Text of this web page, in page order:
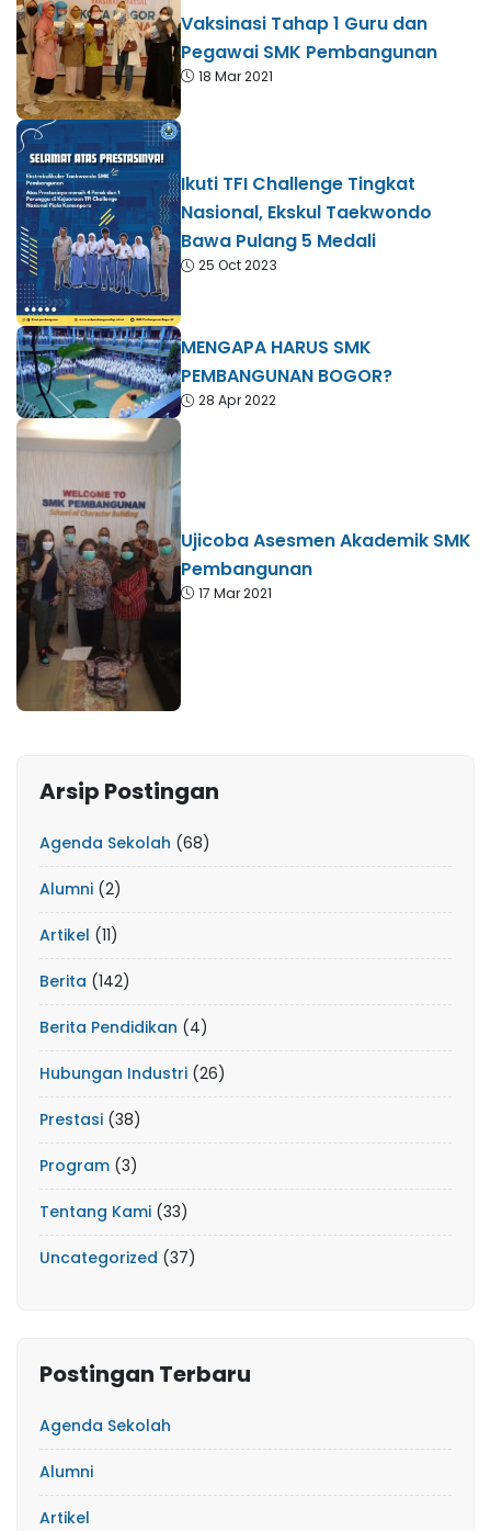
Vaksinasi Tahap 1 Guru dan
Pegawai SMK Pembangunan
18 Mar 2021
Ikuti TFI Challenge Tingkat
Nasional, Ekskul Taekwondo
Bawa Pulang 5 Medali
25 Oct 2023
MENGAPA HARUS SMK
PEMBANGUNAN BOGOR?
28 Apr 2022
Ujicoba Asesmen Akademik SMK
Pembangunan
17 Mar 2021
Arsip Postingan
Agenda Sekolah (68)
Alumni (2)
Artikel (11)
Berita (142)
Berita Pendidikan (4)
Hubungan Industri (26)
Prestasi (38)
Program (3)
Tentang Kami (33)
Uncategorized (37)
Postingan Terbaru
Agenda Sekolah
Alumni
Artikel